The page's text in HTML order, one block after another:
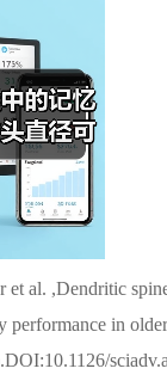
al. ,Dendritic
performance in